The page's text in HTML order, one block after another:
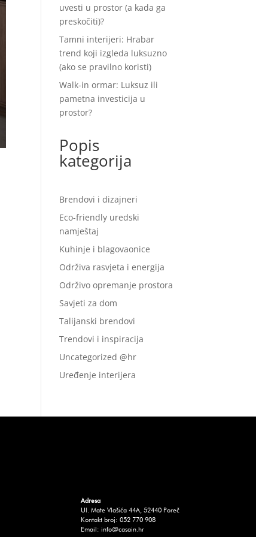
uvesti u prostor (a kada ga
preskočiti)?
Tamni interijeri: Hrabar
trend koji izgleda luksuzno
(ako se pravilno koristi)
Walk-in ormar: Luksuz ili
pametna investicija u
prostor?
Popis
kategorija
Brendovi i dizajneri
Eco-friendly uredski
namještaj
Kuhinje i blagovaonice
Održiva rasvjeta i energija
Održivo opremanje prostora
Savjeti za dom
Talijanski brendovi
Trendovi i inspiracija
Uncategorized @hr
Uređenje interijera
Adresa
Ul. Mate Vlašića 44A, 52440 Poreč
Kontakt broj: 052 770 908
Email: info@casain.hr